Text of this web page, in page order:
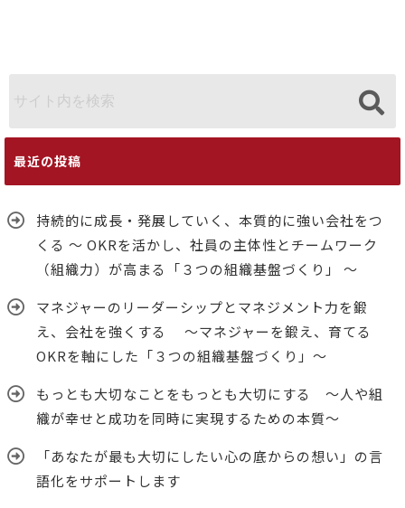
基盤づくり」
最近の投稿
持続的に成長・発展していく、本質的に強い会社をつ
くる ～ OKRを活かし、社員の主体性とチームワーク
（組織力）が高まる「３つの組織基盤づくり」 ～
マネジャーのリーダーシップとマネジメント力を鍛
え、会社を強くする ～マネジャーを鍛え、育てる
OKRを軸にした「３つの組織基盤づくり」～
もっとも大切なことをもっとも大切にする ～人や組
織が幸せと成功を同時に実現するための本質～
「あなたが最も大切にしたい心の底からの想い」の言
語化をサポートします